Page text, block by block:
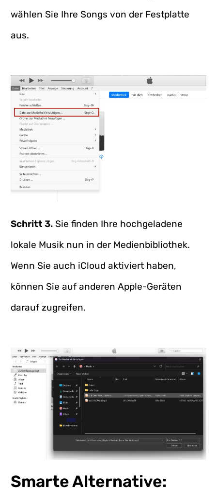
wählen Sie Ihre Songs von der Festplatte
aus.
Schritt 3. Sie finden Ihre hochgeladene
lokale Musik nun in der Medienbibliothek.
Wenn Sie auch iCloud aktiviert haben,
können Sie auf anderen Apple-Geräten
darauf zugreifen.
Smarte Alternative: